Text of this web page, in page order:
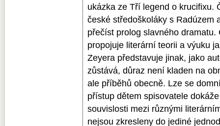
ukázka ze Tří legend o krucifixu.
české středoškoláky s Radúzem
přečíst prolog slavného
propojuje literární teorii a výuku
Zeyera představuje jinak, jako
zůstává, důraz není kladen na
ale příběhů obecně. Lze se
přístup dětem spisovatele
souvislosti mezi různými
nejsou zkresleny do jediné